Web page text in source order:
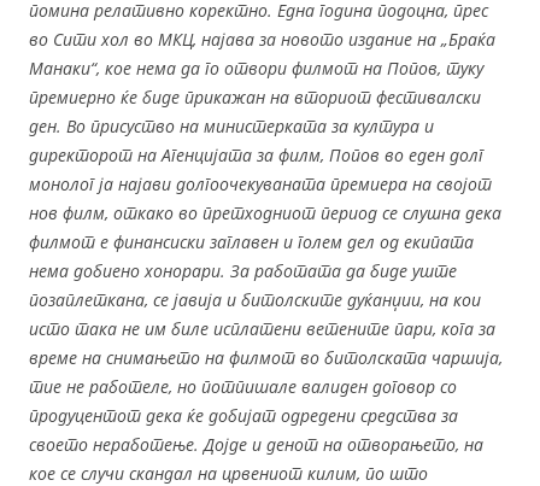
помина релативно коректно. Една година подоцна, прес
во Сити хол во МКЦ, најава за новото издание на „Браќа
Манаки“, кое нема да го отвори филмот на Попов, туку
премиерно ќе биде прикажан на вториот фестивалски
ден. Во присуство на министерката за култура и
директорот на Агенцијата за филм, Попов во еден долг
монолог ја најави долгоочекуваната премиера на својот
нов филм, откако во претходниот период се слушна дека
филмот е финансиски заглавен и голем дел од екипата
нема добиено хонорари. За работата да биде уште
позаплеткана, се јавија и битолските дуќанџии, на кои
исто така не им биле исплатени ветените пари, кога за
време на снимањето на филмот во битолската чаршија,
тие не работеле, но потпишале валиден договор со
продуцентот дека ќе добијат одредени средства за
своето неработење. Дојде и денот на отворањето, на
кое се случи скандал на црвениот килим, по што